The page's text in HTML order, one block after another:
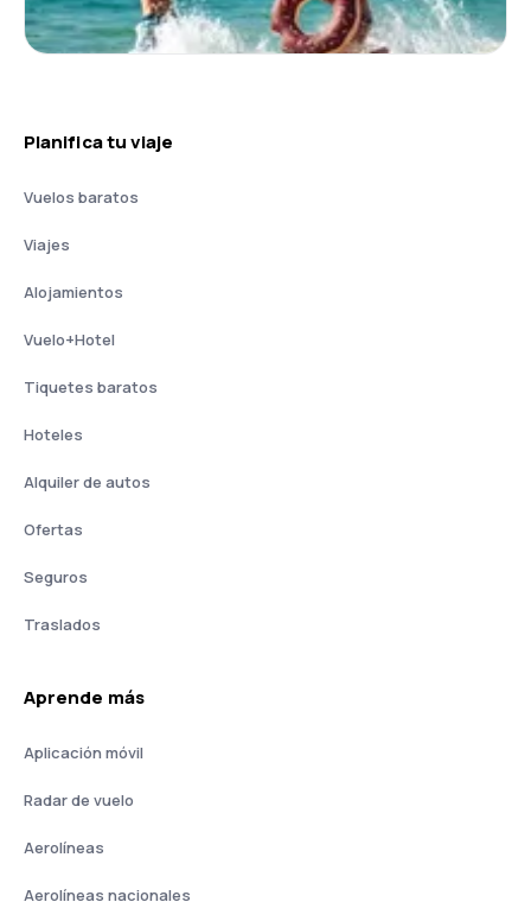
Planifica tu viaje
Vuelos baratos
Viajes
Alojamientos
Vuelo+Hotel
Tiquetes baratos
Hoteles
Alquiler de autos
Ofertas
Seguros
Traslados
Aprende más
Aplicación móvil
Radar de vuelo
Aerolíneas
Aerolíneas nacionales